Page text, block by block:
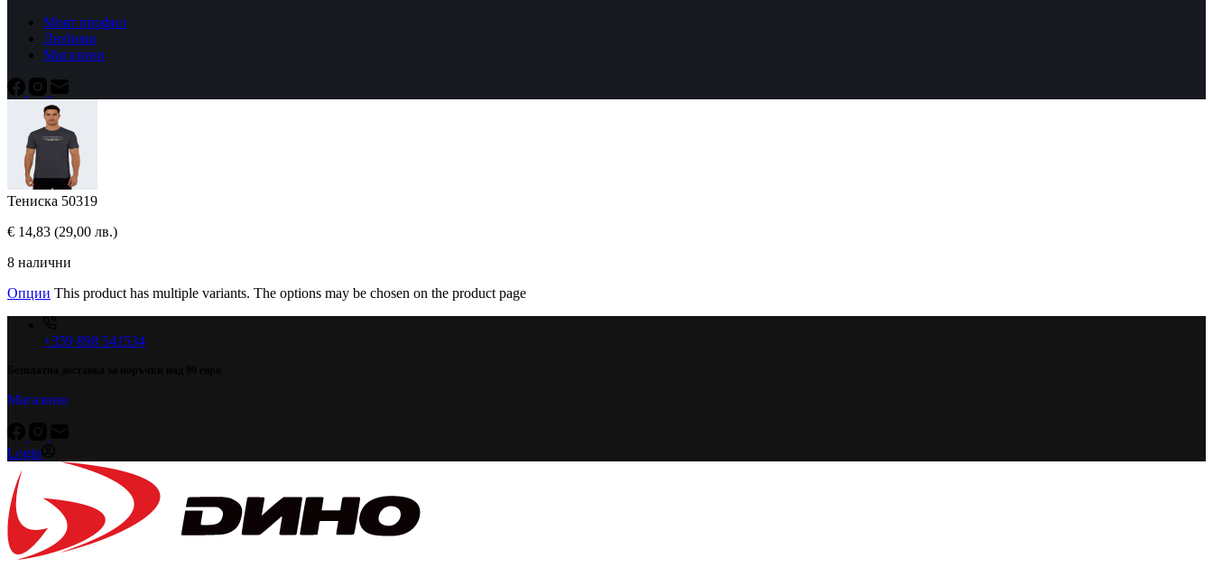
Моят профил
Любими
Магазини
Тениска 50319
€ 14,83 (29,00 лв.)
8 налични
Опции This product has multiple variants. The options may be chosen on the product page
+359 898 541534
Магазини
Login